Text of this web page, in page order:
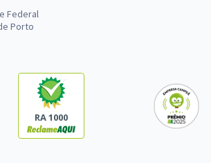
Federal
Porto
RA 1000